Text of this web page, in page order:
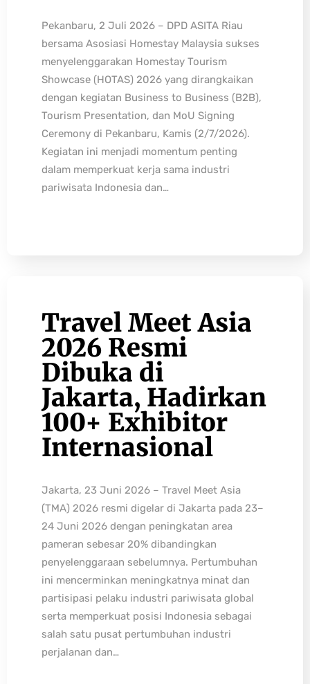
Pekanbaru, 2 Juli 2026 – DPD ASITA Riau
bersama Asosiasi Homestay Malaysia sukses
menyelenggarakan Homestay Tourism
Showcase (HOTAS) 2026 yang dirangkaikan
dengan kegiatan Business to Business (B2B),
Tourism Presentation, dan MoU Signing
Ceremony di Pekanbaru, Kamis (2/7/2026).
Kegiatan ini menjadi momentum penting
dalam memperkuat kerja sama industri
pariwisata Indonesia dan…
Travel Meet Asia
2026 Resmi
Dibuka di
Jakarta, Hadirkan
100+ Exhibitor
Internasional
Jakarta, 23 Juni 2026 – Travel Meet Asia
(TMA) 2026 resmi digelar di Jakarta pada 23–
24 Juni 2026 dengan peningkatan area
pameran sebesar 20% dibandingkan
penyelenggaraan sebelumnya. Pertumbuhan
ini mencerminkan meningkatnya minat dan
partisipasi pelaku industri pariwisata global
serta memperkuat posisi Indonesia sebagai
salah satu pusat pertumbuhan industri
perjalanan dan…